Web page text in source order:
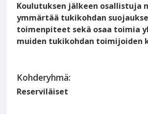
Koulutuksen jälkeen osallistuja
ymmärtää tukikohdan
toimenpiteet sekä osaa toimia
muiden tukikohdan toimijoiden
Kohderyhmä:
Reserviläiset